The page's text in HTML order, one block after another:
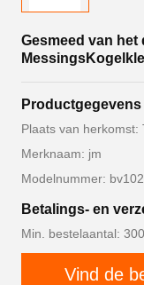
Gesmeed van
Productgegevens
Plaats van herkomst:
Merknaam: jm
Modelnummer:
Betalings- en
Min. bestelaantal:
Vind de